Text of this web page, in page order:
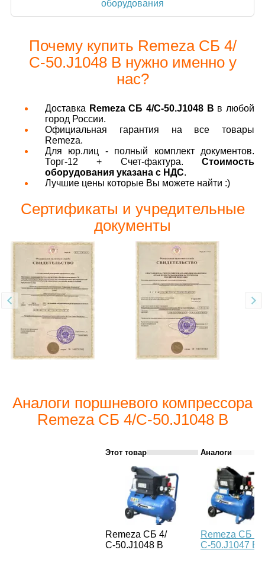
оборудования
Почему купить Remeza СБ 4/
С-50.J1048 B нужно именно у
нас?
Доставка Remeza СБ 4/С-50.J1048 B в любой
город России.
Официальная гарантия на все товары
Remeza.
Для юр.лиц - полный комплект документов.
Торг-12 + Счет-фактура. Стоимость
оборудования указана с НДС.
Лучшие цены которые Вы можете найти :)
Сертификаты и учредительные
документы
Аналоги поршневого компрессора
Remeza СБ 4/С-50.J1048 B
Этот товар Аналоги
Remeza СБ 4/
С-50.J1048 B
Remeza СБ 4/
С-50.J1047 B